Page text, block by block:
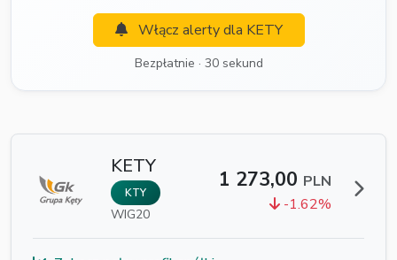
Włącz alerty dla KETY
Bezpłatnie · 30 sekund
KETY
KTY
WIG20
1 273,00 PLN
-1.62%